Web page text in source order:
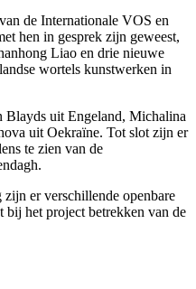
de Internationale VOS en
hen in gesprek zijn geweest,
Liao en drie nieuwe
wortels kunstwerken in
Blayds uit Engeland, Michalina
uit Oekraïne. Tot slot zijn er
te zien van de
er verschillende openbare
bij het project betrekken van de